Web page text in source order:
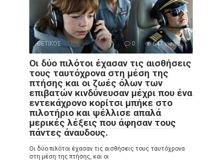
ΘΕΤΙΚΟΣ 0 647 views
Οι δύο πιλότοι έχασαν τις αισθήσεις
τους ταυτόχρονα στη μέση της
πτήσης και οι ζωές όλων των
επιβατών κινδύνευσαν μέχρι που ένα
εντεκάχρονο κορίτσι μπήκε στο
πιλοτήριο και ψέλλισε απαλά
μερικές λέξεις που άφησαν τους
πάντες άναυδους.
Οι δύο πιλότοι έχασαν τις αισθήσεις τους ταυτόχρονα
στη μέση της πτήσης, και οι